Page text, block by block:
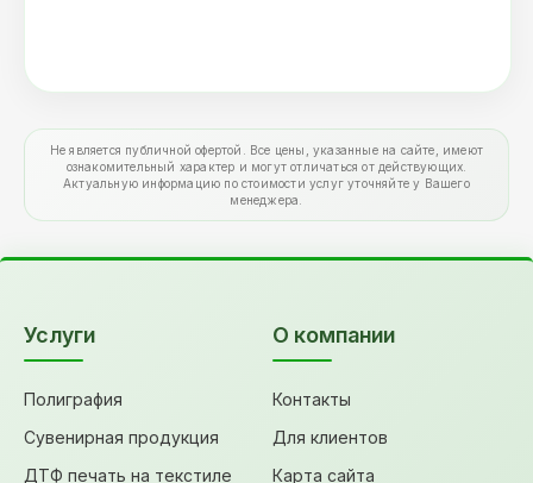
Не является публичной офертой. Все цены, указанные на сайте, имеют
ознакомительный характер и могут отличаться от действующих.
Актуальную информацию по стоимости услуг уточняйте у Вашего
менеджера.
Услуги
Полиграфия
Сувенирная продукция
ДТФ печать на текстиле
О компании
Контакты
Для клиентов
Карта сайта